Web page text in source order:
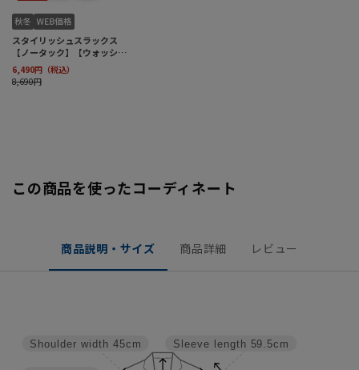
この商品を使ったコーディネート
商品説明・サイズ 商品詳細 レビュー
Sleeve length 59.5cm
Shoulder width 45cm